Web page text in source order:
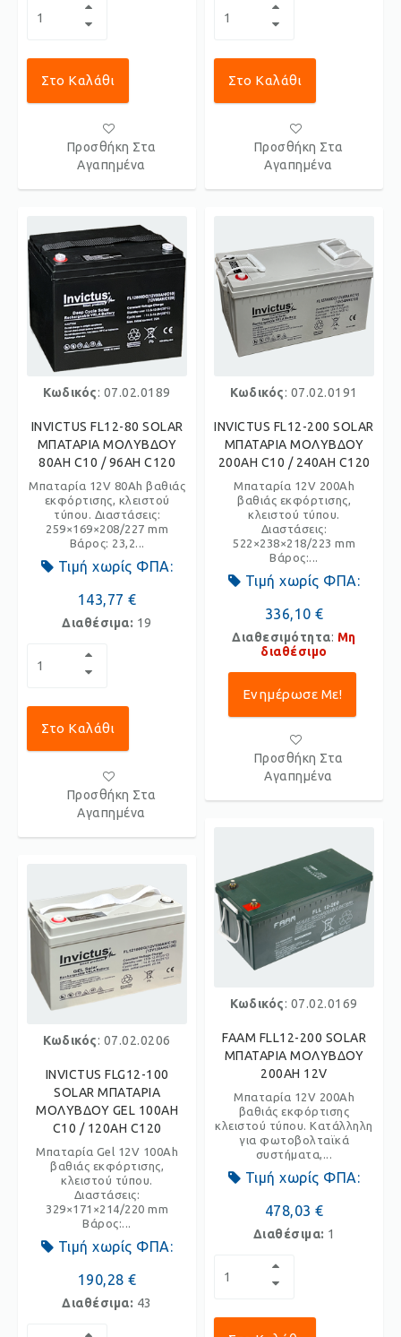
Στο Καλάθι
Προσθήκη Στα
Αγαπημένα
Κωδικός: 07.02.0189
INVICTUS FL12-80 SOLAR
ΜΠΑΤΑΡΙΑ ΜΟΛΥΒΔΟΥ
80AH C10 / 96AH C120
Μπαταρία 12V 80Ah βαθιάς
εκφόρτισης, κλειστού
τύπου. Διαστάσεις:
259×169×208/227 mm
Βάρος: 23,2...
Τιμή χωρίς ΦΠΑ:
143,77 €
Διαθέσιμα: 19
Στο Καλάθι
Προσθήκη Στα
Αγαπημένα
Κωδικός: 07.02.0206
INVICTUS FLG12-100
SOLAR ΜΠΑΤΑΡΙΑ
ΜΟΛΥΒΔΟΥ GEL 100AH
C10 / 120AH C120
Μπαταρία Gel 12V 100Ah
βαθιάς εκφόρτισης,
κλειστού τύπου.
Διαστάσεις:
329×171×214/220 mm
Βάρος:...
Τιμή χωρίς ΦΠΑ:
190,28 €
Διαθέσιμα: 43
Στο Καλάθι
Προσθήκη Στα
Αγαπημένα
Κωδικός: 07.02.0191
INVICTUS FL12-200 SOLAR
ΜΠΑΤΑΡΙΑ ΜΟΛΥΒΔΟΥ
200AH C10 / 240AH C120
Μπαταρία 12V 200Ah
βαθιάς εκφόρτισης,
κλειστού τύπου.
Διαστάσεις:
522×238×218/223 mm
Βάρος:...
Τιμή χωρίς ΦΠΑ:
336,10 €
Διαθεσιμότητα: Μη
διαθέσιμο
Ενημέρωσε Με!
Προσθήκη Στα
Αγαπημένα
Κωδικός: 07.02.0169
FAAM FLL12-200 SOLAR
ΜΠΑΤΑΡΙΑ ΜΟΛΥΒΔΟΥ
200AH 12V
Μπαταρία 12V 200Ah
βαθιάς εκφόρτισης
κλειστού τύπου. Κατάλληλη
για φωτοβολταϊκά
συστήματα,...
Τιμή χωρίς ΦΠΑ:
478,03 €
Διαθέσιμα: 1